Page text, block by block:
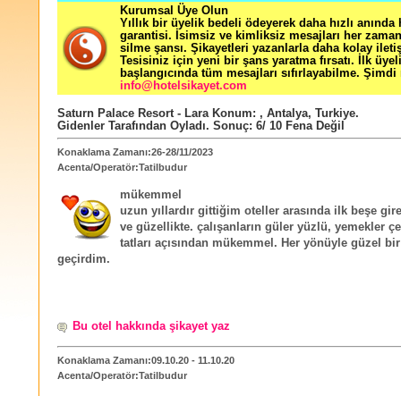
Kurumsal Üye Olun
Yıllık bir üyelik bedeli ödeyerek daha hızlı
garantisi. İsimsiz ve kimliksiz mesajları her zaman
silme şansı. Şikayetleri yazanlarla daha kolay
Tesisiniz için yeni bir şans yaratma fırsatı. İlk
başlangıcında tüm mesajları sıfırlayabilme. Şimdi
info@hotelsikayet.com
Saturn Palace Resort - LaraKonum: , Antalya, Turkiye.
Gidenler Tarafından Oyladı. Sonuç: 6/ 10 Fena Değil
Konaklama Zamanı:26-28/11/2023
Acenta/Operatör:Tatilbudur
mükemmel
uzun yıllardır gittiğim oteller arasında ilk beşe
ve güzellikte. çalışanların güler yüzlü, yemekler
tatları açısından mükemmel. Her yönüyle güzel
geçirdim.
Bu otel hakkında şikayet yaz
Konaklama Zamanı:09.10.20 - 11.10.20
Acenta/Operatör:Tatilbudur